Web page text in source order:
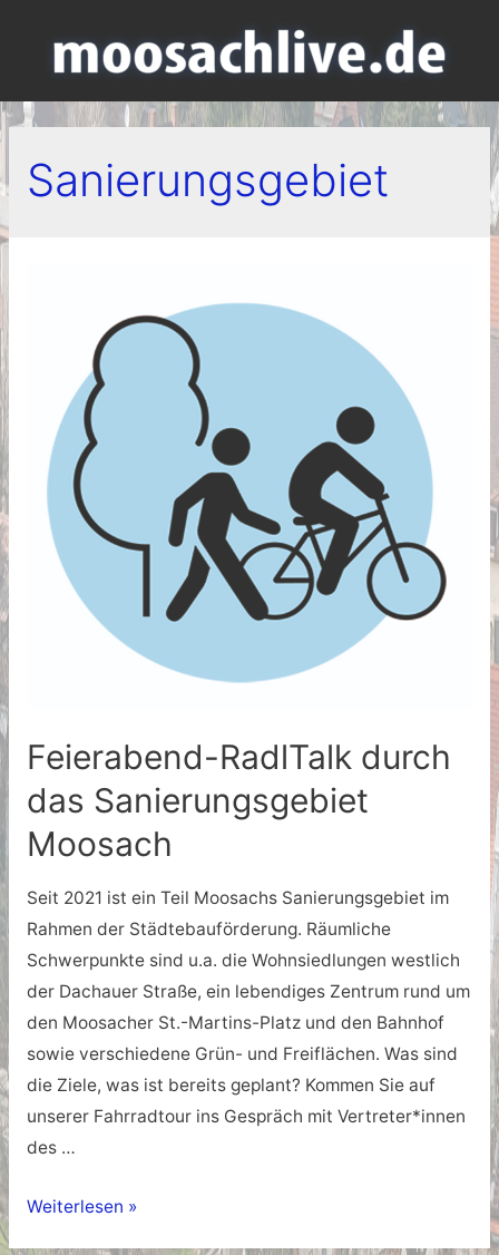
Sanierungsgebiet
Feierabend-RadlTalk durch
das Sanierungsgebiet
Moosach
Seit 2021 ist ein Teil Moosachs Sanierungsgebiet im
Rahmen der Städtebauförderung. Räumliche
Schwerpunkte sind u.a. die Wohnsiedlungen westlich
der Dachauer Straße, ein lebendiges Zentrum rund um
den Moosacher St.-Martins-Platz und den Bahnhof
sowie verschiedene Grün- und Freiflächen. Was sind
die Ziele, was ist bereits geplant? Kommen Sie auf
unserer Fahrradtour ins Gespräch mit Vertreter*innen
des …
Feierabend-
Weiterlesen »